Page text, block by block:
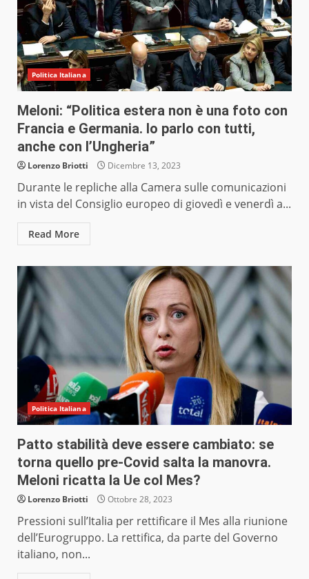
Politica Italiana
Meloni: “Politica estera non è una foto con
Francia e Germania. Io parlo con tutti,
anche con l’Ungheria”
Lorenzo Briotti Dicembre 13, 2023
Durante le repliche alla Camera sulle comunicazioni
in vista del Consiglio europeo di giovedì e venerdì a...
Read More
Politica Italiana
Patto stabilità deve essere cambiato: se
torna quello pre-Covid salta la manovra.
Meloni ricatta la Ue col Mes?
Lorenzo Briotti Ottobre 28, 2023
Pressioni sull’Italia per rettificare il Mes alla riunione
dell’Eurogruppo. La rettifica, da parte del Governo
italiano, non...